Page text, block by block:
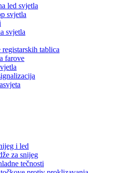
led svjetla
svjetla
svjetla
tablica
farove
i led
za snijeg
tečnosti